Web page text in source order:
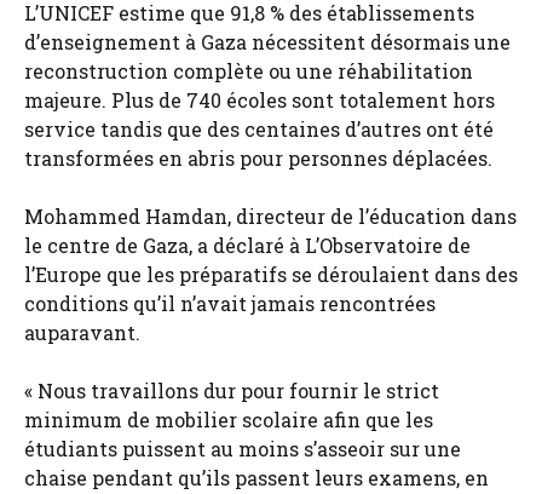
L’UNICEF estime que 91,8 % des établissements
d’enseignement à Gaza nécessitent désormais une
reconstruction complète ou une réhabilitation
majeure. Plus de 740 écoles sont totalement hors
service tandis que des centaines d’autres ont été
transformées en abris pour personnes déplacées.
Mohammed Hamdan, directeur de l’éducation dans
le centre de Gaza, a déclaré à L’Observatoire de
l’Europe que les préparatifs se déroulaient dans des
conditions qu’il n’avait jamais rencontrées
auparavant.
« Nous travaillons dur pour fournir le strict
minimum de mobilier scolaire afin que les
étudiants puissent au moins s’asseoir sur une
chaise pendant qu’ils passent leurs examens, en